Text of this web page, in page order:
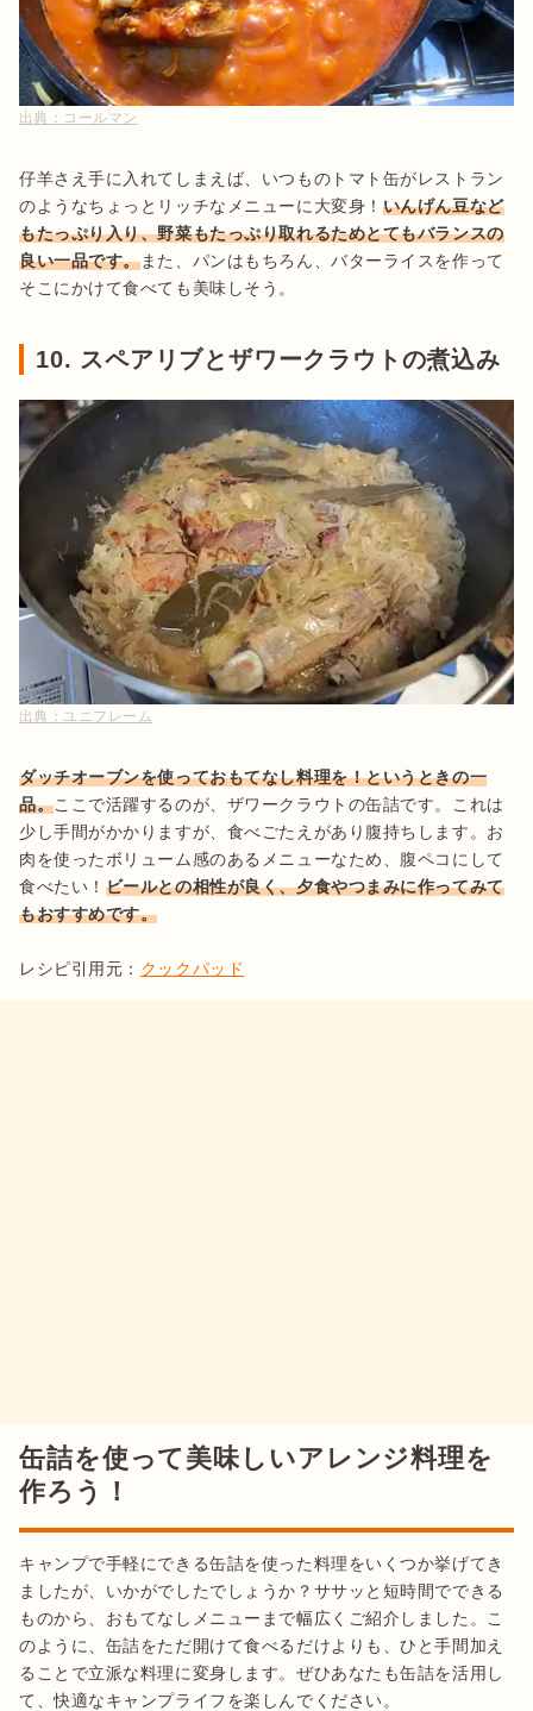
出典： コールマン
仔羊さえ手に入れてしまえば、いつものトマト缶がレストラン
のようなちょっとリッチなメニューに大変身！ いんげん豆など
もたっぷり入り、野菜もたっぷり取れるためとてもバランスの
良い一品です。また、パンはもちろん、バターライスを作って
そこにかけて食べても美味しそう。
10. スペアリブとザワークラウトの煮込み
出典：ユニフレーム
ダッチオーブンを使っておもてなし料理を！というときの一
品。ここで活躍するのが、ザワークラウトの缶詰です。これは
少し手間がかかりますが、食べごたえがあり腹持ちします。お
肉を使ったボリューム感のあるメニューなため、腹ペコにして
食べたい！ ビールとの相性が良く、夕食やつまみに作ってみて
もおすすめです。
レシピ引用元： クックパッド
缶詰を使って美味しいアレンジ料理を
作ろう！
キャンプで手軽にできる缶詰を使った料理をいくつか挙げてき
ましたが、いかがでしたでしょうか？ササッと短時間でできる
ものから、おもてなしメニューまで幅広くご紹介しました。こ
のように、缶詰をただ開けて食べるだけよりも、ひと手間加え
ることで立派な料理に変身します。ぜひあなたも缶詰を活用し
て、快適なキャンプライフを楽しんでください。